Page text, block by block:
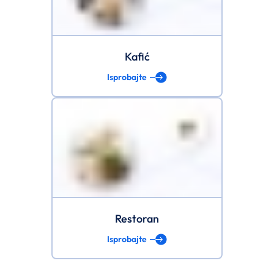
Kafić
Isprobajte
Restoran
Isprobajte